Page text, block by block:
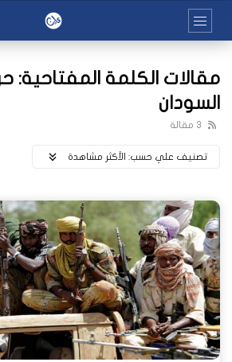
مقالات الكلمة المفتاحية:
السودان
3 مقالة
تصنيف علي حسب: اﻷكثر مشاهدة